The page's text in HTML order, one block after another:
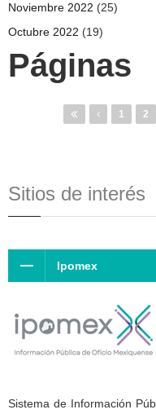
Noviembre 2022 (25)
Octubre 2022 (19)
Páginas
1 2
Sitios de interés
Ipomex
Sistema de Información